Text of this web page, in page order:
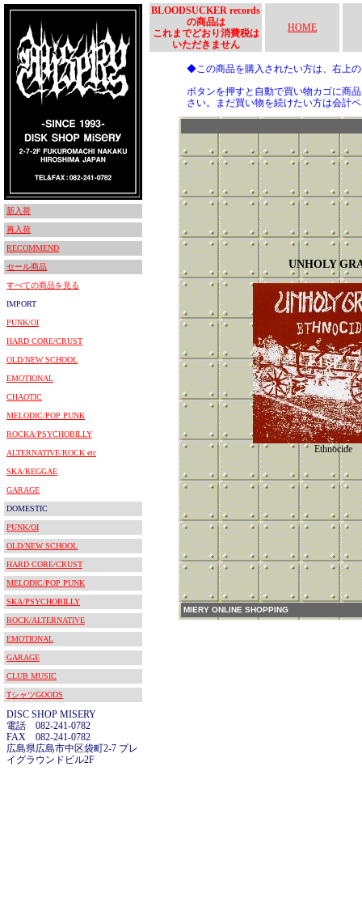
新入荷
再入荷
RECOMMEND
セール商品
すべての商品を見る
IMPORT
PUNK/OI
HARD CORE/CRUST
OLD/NEW SCHOOL
EMOTIONAL
CHAOTIC
MELODIC/POP PUNK
ROCKA/PSYCHOBILLY
ALTERNATIVE/ROCK etc
SKA/REGGAE
GARAGE
DOMESTIC
PUNK/OI
OLD/NEW SCHOOL
HARD CORE/CRUST
MELODIC/POP PUNK
SKA/PSYCHOBILLY
ROCK/ALTERNATIVE
EMOTIONAL
GARAGE
CLUB MUSIC
TシャツGOODS
DISC SHOP MISERY
電話 082-241-0782
FAX 082-241-0782
広島県広島市中区袋町2-7 プレ
イグラウンドビル2F
BLOODSUCKER records
の商品は
これまでどおり消費税は
いただきません
HOME
◆この商品を購入されたい方は、右上
ボタンを押すと自動で買い物カゴに商
さい。まだ買い物を続けたい方は会計
UNHOLY
Ethnocide
MIERY ONLINE SHOPPING